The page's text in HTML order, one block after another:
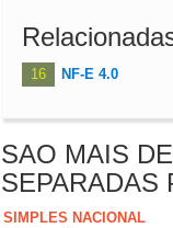
16 NF-E 4.0
SAO MAIS
SEPARADAS
SIMPLES NACIONAL